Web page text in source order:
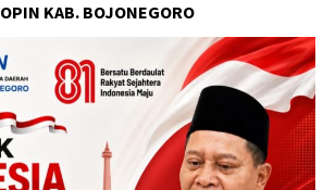
KAB. BOJONEGORO